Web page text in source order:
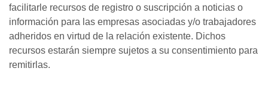
facilitarle recursos de registro o suscripción a noticias o
información para las empresas asociadas y/o trabajadores
adheridos en virtud de la relación existente. Dichos
recursos estarán siempre sujetos a su consentimiento para
remitirlas.